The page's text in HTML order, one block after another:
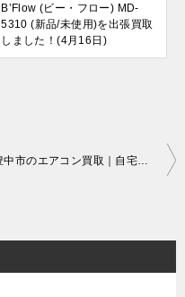
B’Flow (ビー・フロー) MD-
5310 (新品/未使用)を出張買取
しました！(4月16日)
豊中市のエアコン買取｜自宅出張でラクラク即現金